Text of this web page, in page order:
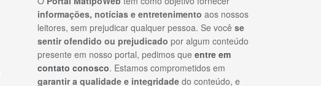
informações, notícias e entretenimento aos nossos
leitores, sem prejudicar qualquer pessoa. Se você se
sentir ofendido ou prejudicado por algum conteúdo
presente em nosso portal, pedimos que entre em
contato conosco. Estamos comprometidos em
garantir a qualidade e integridade do conteúdo, e